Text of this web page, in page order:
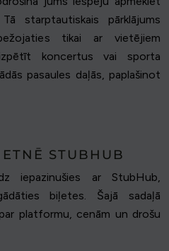
starptautiskais pārklājums
tikai ar vietējiem
koncertus vai sporta
pasaules daļās, paplašinot
STUBHUB
iepazinušies ar StubHub,
biļetes. Šajā sadaļā
platformu, cenām un drošu